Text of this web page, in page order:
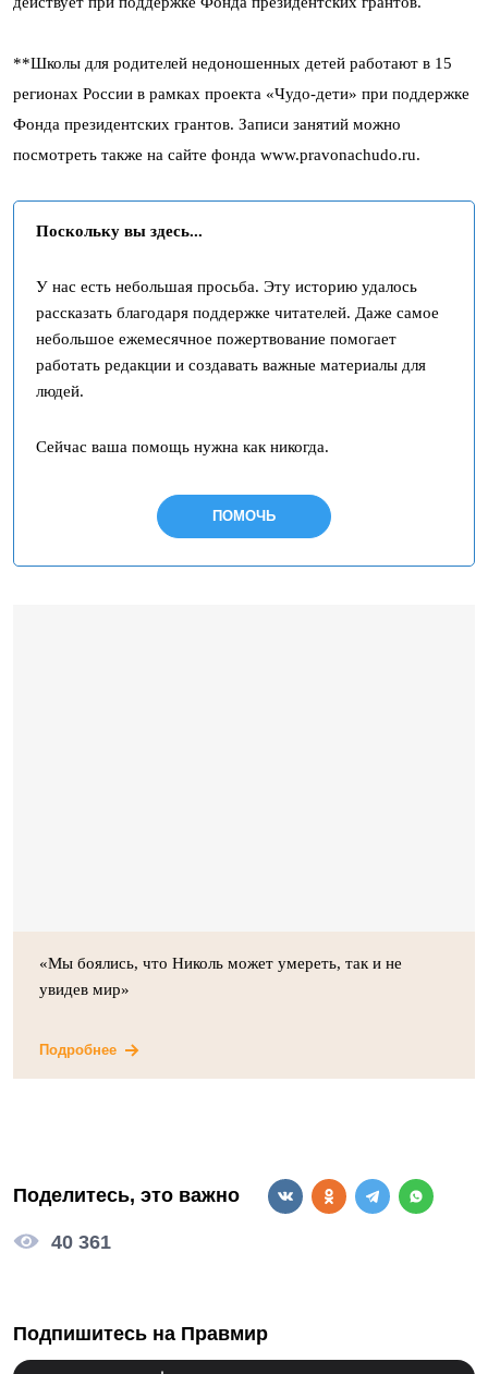
**Школы для родителей недоношенных детей работают в 15
регионах России в рамках проекта «Чудо-дети» при поддержке
Фонда президентских грантов. Записи занятий можно
посмотреть также на сайте фонда www.pravonachudo.ru.
Поскольку вы здесь...
У нас есть небольшая просьба. Эту историю удалось
рассказать благодаря поддержке читателей. Даже самое
небольшое ежемесячное пожертвование помогает
работать редакции и создавать важные материалы для
людей.
Сейчас ваша помощь нужна как никогда.
ПОМОЧЬ
«Мы боялись, что Николь может умереть, так и не
увидев мир»
Подробнее
Поделитесь, это важно
40 361
Подпишитесь на Правмир